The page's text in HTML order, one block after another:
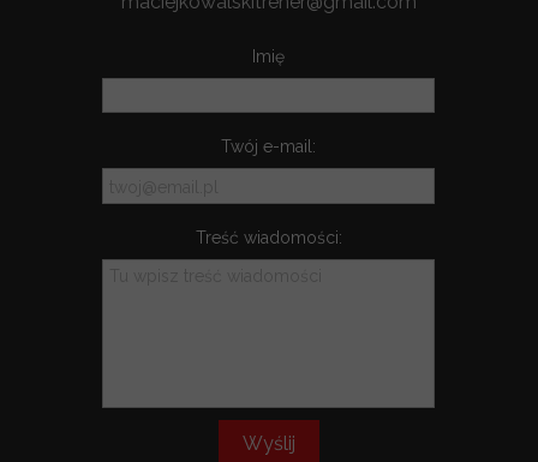
Imię
Twój e-mail:
Treść wiadomości:
Wyślij